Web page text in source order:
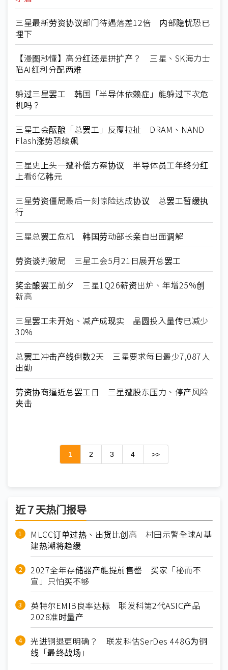
三星最新劳资协议部门待遇落差12倍 内部隐忧恐已
埋下
【漫图秒懂】高分红还是拼扩产？ 三星、SK海力士
陷AI红利分配两难
躲过三星罢工 韩国「半导体依赖症」能躲过下次危
机吗？
三星工会酝酿「总罢工」反覆拉扯 DRAM、NAND
Flash涨势恐续飙
三星史上头一遭补偿方案协议 半导体员工年终分红
上看6亿韩元
三星劳资僵局最后一刻惊险达成协议 总罢工暂缓执
行
三星总罢工危机 韩国劳动部长亲自出面调解
劳资谈判破局 三星工会5月21日展开总罢工
奖金酿罢工前夕 三星1Q26薪资出炉、年增25%创
新高
三星罢工未开始、减产成现实 晶圆投入量传已减少
30%
总罢工冲击产线倒数2天 三星要求每日最少7,087人
出勤
劳资协商逼近总罢工日 三星遭股东压力、停产风险
夹击
1 2 3 4 >>
近７天热门报导
MLCC订单过热、出货比创高 村田示警全球AI基
建热潮将趋缓
2027全年存储器产能提前售罄 买家「秘而不
宣」只怕买不够
英特尔EMIB良率达标 联发科第2代ASIC产品
2028准时量产
光进铜退更明确？ 联发科估SerDes 448G为铜
线「最终战场」